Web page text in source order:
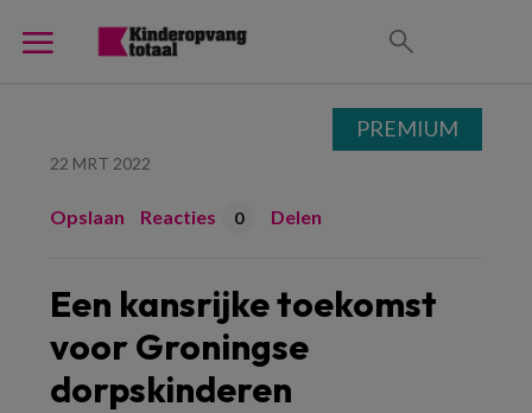
22 MRT 2022
Opslaan Reacties 0 Delen
Een kansrijke toekomst
voor Groningse
dorpskinderen
PREMIUM